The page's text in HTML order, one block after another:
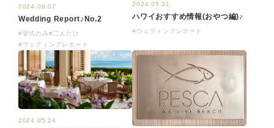
2024.06.07
Wedding Report♪No.2
#挙式のみ#二人だけ
#ウェディングレポート
2024.05.31
ハワイおすすめ情報(おやつ編)♪
#ウェディングレポート
2024.05.24